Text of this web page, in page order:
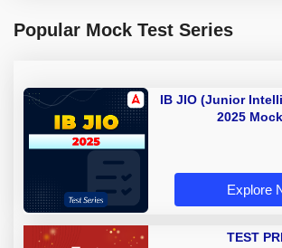
Popular Mock Test Series
IB JIO (Junior
2025
Explore
TEST